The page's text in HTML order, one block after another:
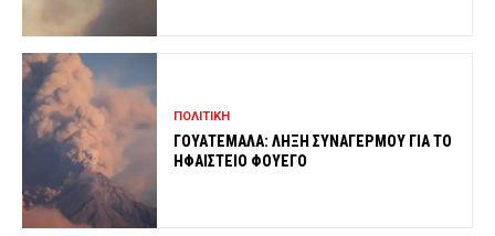
ΠΟΛΙΤΙΚΗ
ΓΟΥΑΤΕΜΑΛΑ: ΛΗΞΗ ΣΥΝΑΓΕΡΜΟΥ ΓΙΑ ΤΟ
ΗΦΑΙΣΤΕΙΟ ΦΟΥΕΓΟ